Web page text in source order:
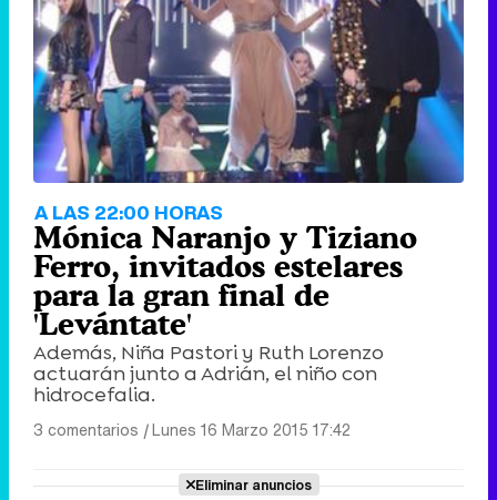
A LAS 22:00 HORAS
Mónica Naranjo y Tiziano
Ferro, invitados estelares
para la gran final de
'Levántate'
Además, Niña Pastori y Ruth Lorenzo
actuarán junto a Adrián, el niño con
hidrocefalia.
3 comentarios |Lunes 16 Marzo 2015 17:42
Eliminar anuncios